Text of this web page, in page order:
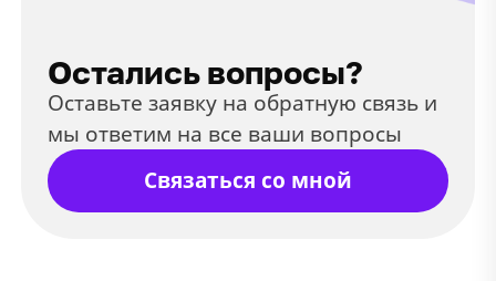
Остались вопросы?
Оставьте заявку на обратную связь и
мы ответим на все ваши вопросы
Связаться со мной